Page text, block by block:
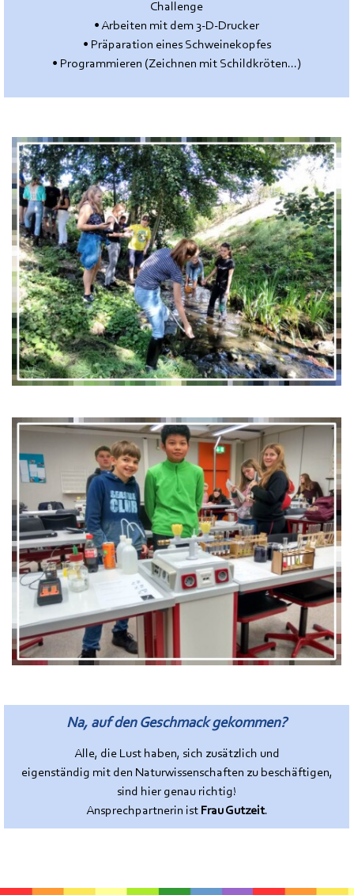
Challenge
• Arbeiten mit dem 3-D-Drucker
• Präparation eines Schweinekopfes
• Programmieren (Zeichnen mit Schildkröten...)
Na, auf den Geschmack gekommen?
Alle, die Lust haben, sich zusätzlich und
eigenständig mit den Naturwissenschaften zu beschäftigen,
sind hier genau richtig!
Ansprechpartnerin ist Frau Gutzeit.